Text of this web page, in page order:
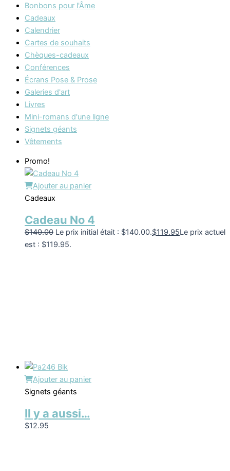
Bonbons pour l'Âme
Cadeaux
Calendrier
Cartes de souhaits
Chèques-cadeaux
Conférences
Écrans Pose & Prose
Galeries d'art
Livres
Mini-romans d'une ligne
Signets géants
Vêtements
Promo!
Ajouter au panier
Cadeaux
Cadeau No 4
$140.00 Le prix initial était : $140.00.$119.95Le prix actuel
est : $119.95.
Ajouter au panier
Signets géants
Il y a aussi…
$12.95